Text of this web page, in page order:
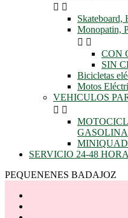
 
Skateboard,
Monopatin,
 
CON
SIN
Bicicletas
Motos
VEHICULOS
 
GASOLINA
SERVICIO 24-48
PEQUENENES BADAJOZ